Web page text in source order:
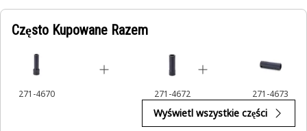
An Impact Socket is utilized in the assembly areas of the
equipment, for servicing where high torque and accurate fit
are required for disassembly and reassembly.
Często Kupowane Razem
271-4670 271-4672 271-4673
Wyświetl wszystkie części